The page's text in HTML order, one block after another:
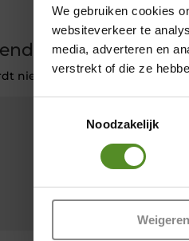
We gebruiken cookies
websiteverkeer te
media, adverteren en
verstrekt of die ze
Noodzakelijk
Weigeren
niet gepubliceerd. Vereiste